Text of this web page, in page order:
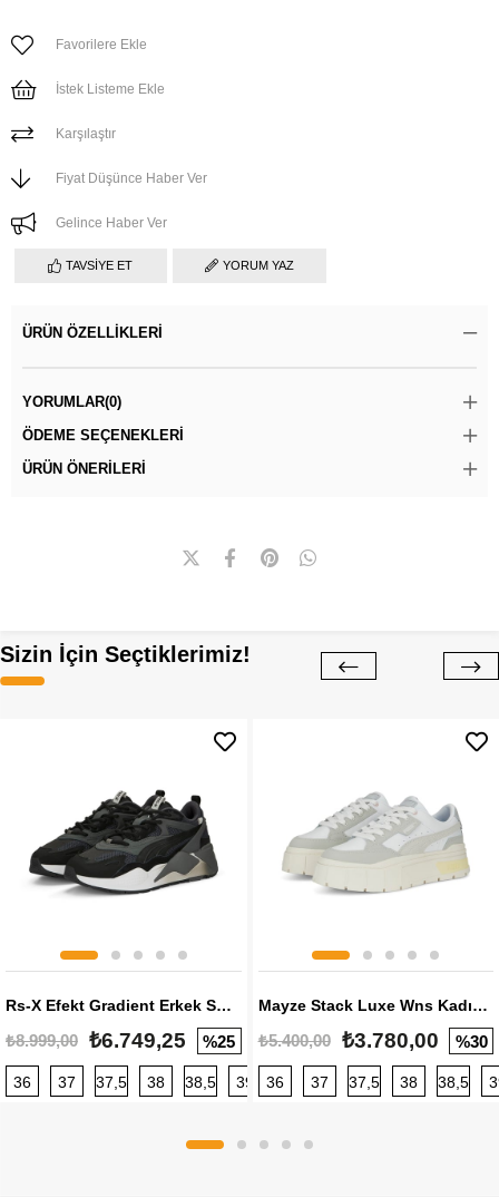
Favorilere Ekle
İstek Listeme Ekle
Karşılaştır
Fiyat Düşünce Haber Ver
Gelince Haber Ver
TAVSIYE ET YORUM YAZ
ÜRÜN ÖZELLIKLERI
YORUMLAR(0)
ÖDEME SEÇENEKLERI
ÜRÜN ÖNERILERI
Sizin İçin Seçtiklerimiz!
Rs-X Efekt Gradient Erkek Sneaker
₺8.999,00 ₺6.749,25 %25
36 37 37,5 38 38,5 39 40 40,5 41 42 42,5
Mayze Stack Luxe Wns Kadın Sneaker
₺5.400,00 ₺3.780,00 %30
36 37 37,5 38 38,5